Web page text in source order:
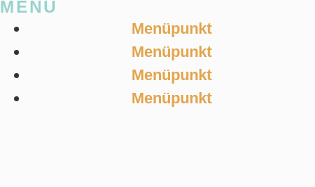
MENÜ
Menüpunkt
Menüpunkt
Menüpunkt
Menüpunkt